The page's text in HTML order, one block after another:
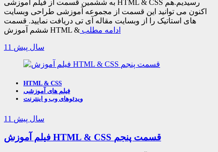
به ششمین قسمت از فیلم آموزشی HTML & CSS رسیدیم.هم
اکنون می توانید این قسمت از مجموعه آموزشی طراحی وبسایت
های استاتیک را از وبسایت مقاله آی تی دریافت نمایید. قسمت
ششم آموزش HTML & ادامه مطلب
11 سال پیش
HTML & CSS
فیلم های آموزشی
ویدئوهای وب و اینترنت
11 سال پیش
فیلم آموزش HTML & CSS قسمت پنجم